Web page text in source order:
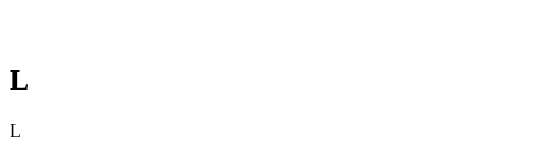
L
L